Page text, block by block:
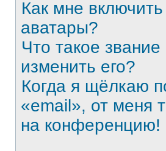
Как мне
аватары?
Что такое звание
изменить его?
Когда я щёлкаю
«email», от меня
на конференцию!